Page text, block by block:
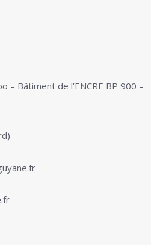
– Bâtiment de l’ENCRE BP 900 –